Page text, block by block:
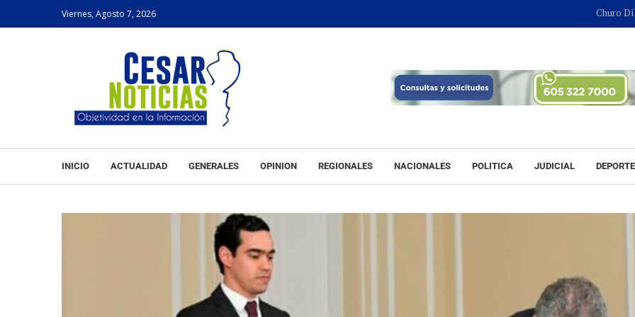
Viernes, Agosto 7, 2026 Churo Díaz
INICIO ACTUALIDAD GENERALES OPINION REGIONALES NACIONALES POLITICA JUDICIAL